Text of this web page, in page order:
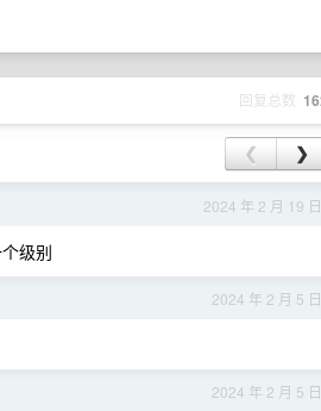
回复总数
❮ ❯
2024 年 2 月 19 日
级别
2024 年 2 月 5 日
2024 年 2 月 5 日